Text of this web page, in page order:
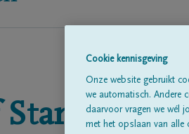
Standaert
Cookie kennisgeving
Onze website gebruikt
we automatisch. Andere
daarvoor vragen we wél
met het opslaan van alle